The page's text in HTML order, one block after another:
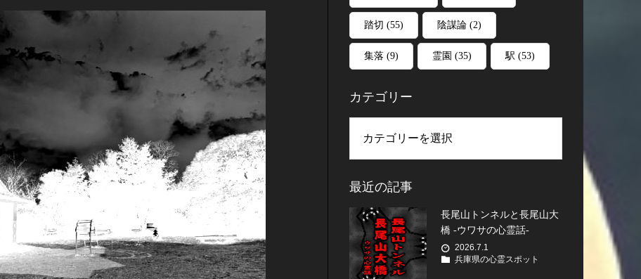
踏切 (55) 陰謀論 (2)
集落 (9) 霊園 (35) 駅 (53)
カテゴリー
最近の記事
長尾山トンネルと長尾山大
橋 -ウワサの心霊話-
2026.7.1
兵庫県の心霊スポット